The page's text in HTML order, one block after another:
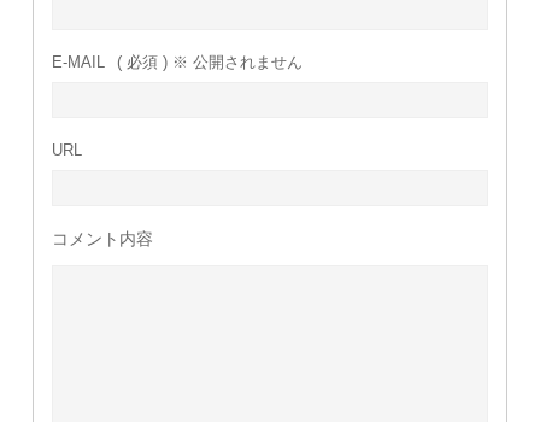
E-MAIL ( 必須 ) ※ 公開されません
URL
コメント内容